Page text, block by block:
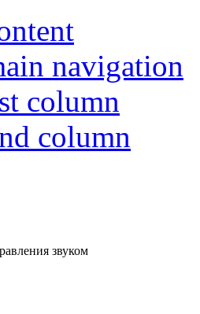
navigation
column
column
звуком